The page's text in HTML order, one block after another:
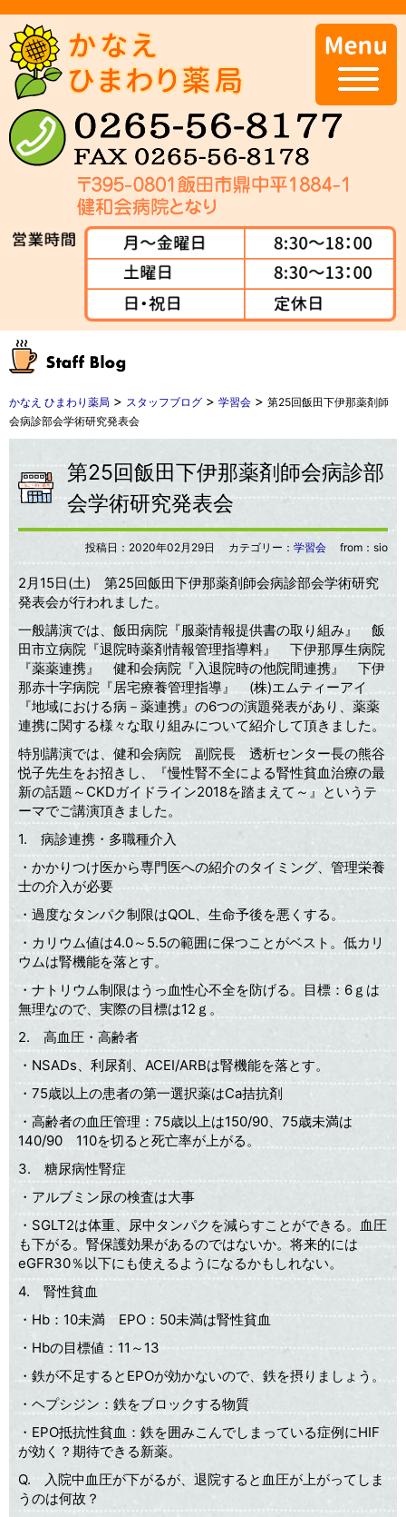
かなえ ひまわり薬局 > スタッフブログ > 学習会 > 第25回飯田下伊那薬剤師
会病診部会学術研究発表会
第25回飯田下伊那薬剤師会病診部
会学術研究発表会
投稿日： 2020年02月29日 カテゴリー： 学習会 from：sio
2月15日(土) 第25回飯田下伊那薬剤師会病診部会学術研究
発表会が行われました。
一般講演では、飯田病院『服薬情報提供書の取り組み』 飯
田市立病院『退院時薬剤情報管理指導料』 下伊那厚生病院
『薬薬連携』 健和会病院『入退院時の他院間連携』 下伊
那赤十字病院『居宅療養管理指導』 (株)エムティーアイ
『地域における病－薬連携』の6つの演題発表があり、薬薬
連携に関する様々な取り組みについて紹介して頂きました。
特別講演では、健和会病院 副院長 透析センター長の熊谷
悦子先生をお招きし、『慢性腎不全による腎性貧血治療の最
新の話題～CKDガイドライン2018を踏まえて～』というテ
ーマでご講演頂きました。
1. 病診連携・多職種介入
・かかりつけ医から専門医への紹介のタイミング、管理栄養
士の介入が必要
・過度なタンパク制限はQOL、生命予後を悪くする。
・カリウム値は4.0～5.5の範囲に保つことがベスト。低カリ
ウムは腎機能を落とす。
・ナトリウム制限はうっ血性心不全を防げる。目標：6ｇは
無理なので、実際の目標は12ｇ。
2. 高血圧・高齢者
・NSADs、利尿剤、ACEI/ARBは腎機能を落とす。
・75歳以上の患者の第一選択薬はCa拮抗剤
・高齢者の血圧管理：75歳以上は150/90、75歳未満は
140/90 110を切ると死亡率が上がる。
3. 糖尿病性腎症
・アルブミン尿の検査は大事
・SGLT2は体重、尿中タンパクを減らすことができる。血圧
も下がる。腎保護効果があるのではないか。将来的には
eGFR30％以下にも使えるようになるかもしれない。
4. 腎性貧血
・Hb：10未満 EPO：50未満は腎性貧血
・Hbの目標値：11～13
・鉄が不足するとEPOが効かないので、鉄を摂りましょう。
・ヘプシジン：鉄をブロックする物質
・EPO抵抗性貧血：鉄を囲みこんでしまっている症例にHIF
が効く？期待できる新薬。
Q. 入院中血圧が下がるが、退院すると血圧が上がってしま
うのは何故？